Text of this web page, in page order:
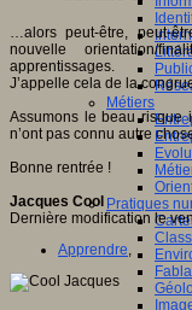
Métiers
Pratiques
…alors peut-être, peut-
nouvelle orientation/
apprentissages.
J’appelle cela de la
Assumons le beau risque
n’ont pas connu autre
Bonne rentrée !
Jacques Cool
Dernière modification le
Apprendre,